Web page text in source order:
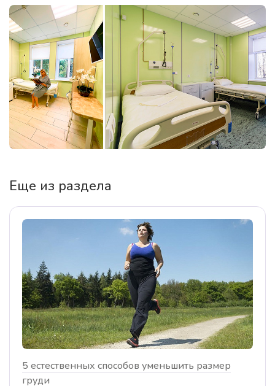
Еще из раздела
5 естественных способов уменьшить размер
груди